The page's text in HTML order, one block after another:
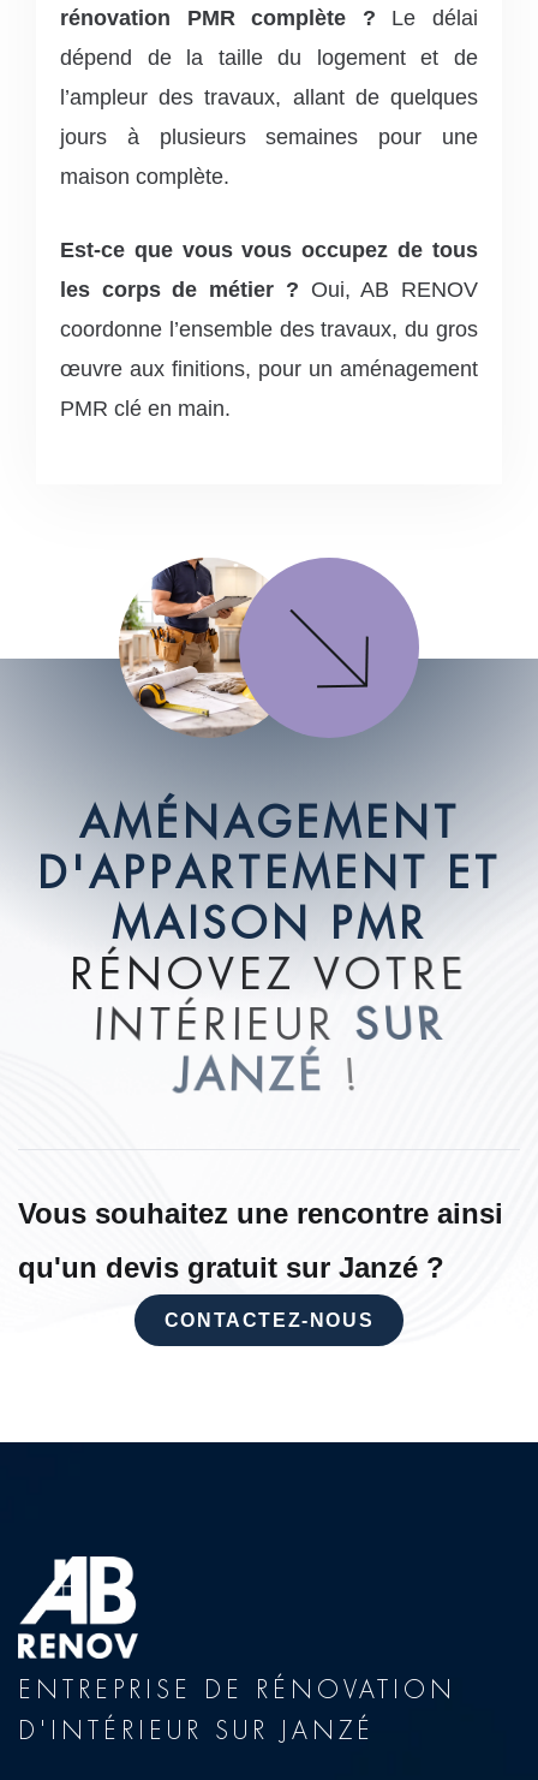
rénovation PMR complète ? Le délai
dépend de la taille du logement et de
l’ampleur des travaux, allant de quelques
jours à plusieurs semaines pour une
maison complète.
Est-ce que vous vous occupez de tous
les corps de métier ? Oui, AB RENOV
coordonne l’ensemble des travaux, du gros
œuvre aux finitions, pour un aménagement
PMR clé en main.
AMÉNAGEMENT
D'APPARTEMENT ET
MAISON PMR
RÉNOVEZ VOTRE
INTÉRI E UR SUR
JANZÉ !
Vous souhaitez une rencontre ainsi
qu'un devis gratuit sur Janzé ?
CONTACTEZ-NOUS
ENTREPRISE DE RÉNOVATION
D'INTÉRIEUR SUR JANZÉ